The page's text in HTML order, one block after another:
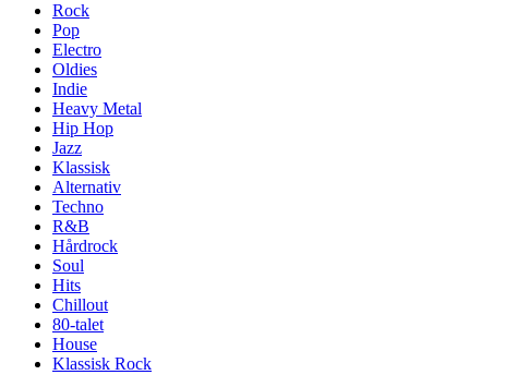
Rock
Pop
Electro
Oldies
Indie
Heavy Metal
Hip Hop
Jazz
Klassisk
Alternativ
Techno
R&B
Hårdrock
Soul
Hits
Chillout
80-talet
House
Klassisk Rock